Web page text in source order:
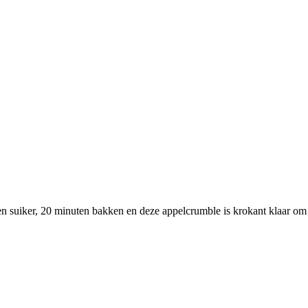
suiker, 20 minuten bakken en deze appelcrumble is krokant klaar